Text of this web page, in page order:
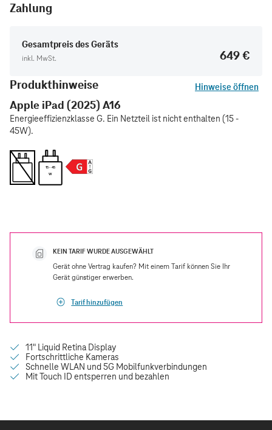
Zahlung
Gesamtpreis des Geräts
inkl. MwSt.
649 €
Produkthinweise
Hinweise öffnen
Apple iPad (2025) A16
Energieeffizienzklasse G. Ein Netzteil ist nicht enthalten (15 -
45W).
15 - 45
W
KEIN TARIF WURDE AUSGEWÄHLT
Gerät ohne Vertrag kaufen? Mit einem Tarif können Sie Ihr
Gerät günstiger erwerben.
Tarif hinzufügen